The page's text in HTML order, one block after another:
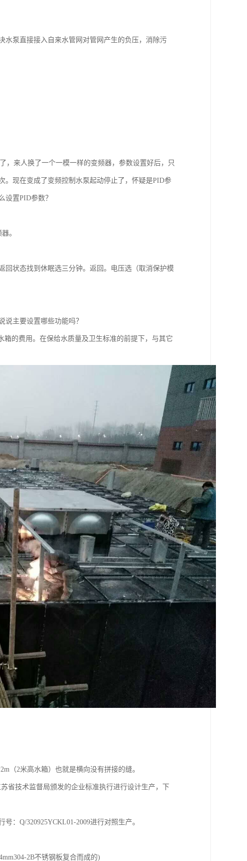
水泵直接接入自来水管网对管网产生的负压，消除污
，来人换了一个一模一样的变频器，参数设置好后，只
。现在变成了变频控制水泵起动停止了，怀疑是PID参
设置PID参数？
。
回状态找到休眠选三分钟。返回。电压选（取消保护模
主要设置哪些功能吗？
的费用。在保给水质量及卫生标准的前提下，与其它
（2米高水箱）也就是横向没有拼接的缝。
省技术监督局颁发的企业标准执行进行设计生产，下
：Q/320925YCKL01-2009进行对照生产。
2B不锈钢板复合而成的)